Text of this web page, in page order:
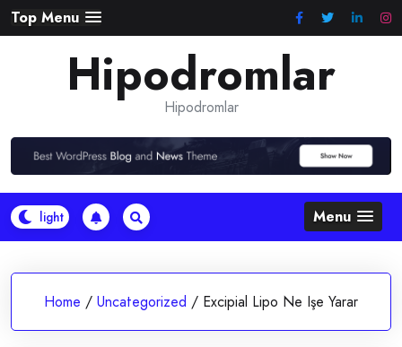
Skip
to
Top Menu
Hipodromlar
Hipodromlar
Menu
Home / Uncategorized / Excipial Lipo Ne Işe Yarar